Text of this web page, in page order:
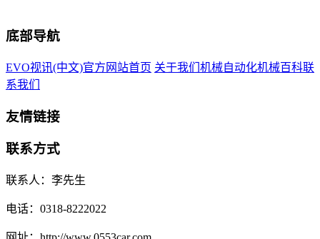
底部导航
EVO视讯(中文)官方网站首页 关于我们 机械自动化机械百科联
系我们
友情链接
联系方式
联系人：李先生
电话：0318-8222022